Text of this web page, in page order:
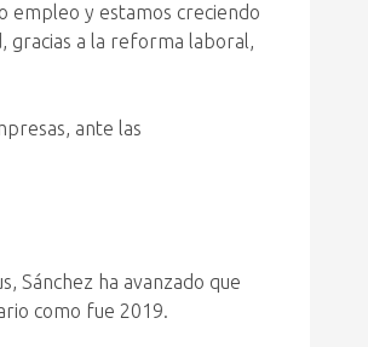
empleo y estamos creciendo
gracias a la reforma laboral,
ante las
Sánchez ha avanzado que
como fue 2019.